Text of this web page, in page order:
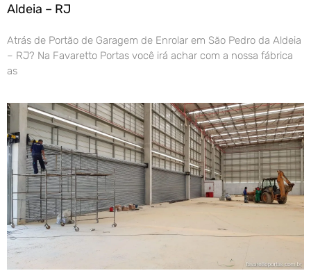
Aldeia – RJ
Atrás de Portão de Garagem de Enrolar em São Pedro da Aldeia
– RJ? Na Favaretto Portas você irá achar com a nossa fábrica
as